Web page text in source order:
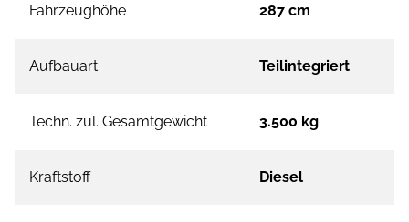
Fahrzeughöhe 287 cm
Aufbauart Teilintegriert
Techn. zul. Gesamtgewicht 3.500 kg
Kraftstoff Diesel